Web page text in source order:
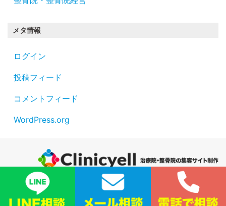
メタ情報
ログイン
投稿フィード
コメントフィード
WordPress.org